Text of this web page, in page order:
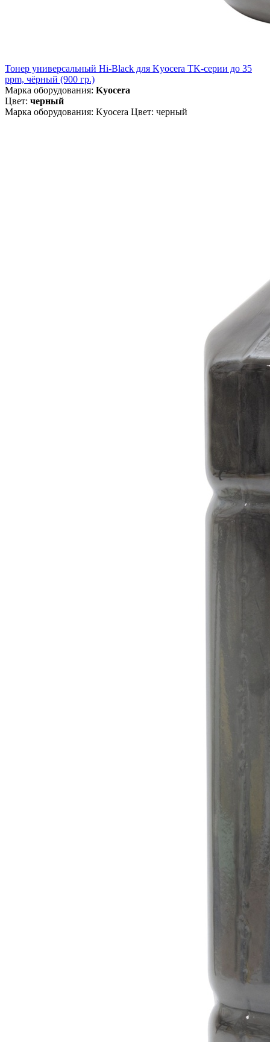
Тонер универсальный Hi-Black для Kyocera TK-серии до 35
ppm, чёрный (900 гр.)
Марка оборудования: Kyocera
Цвет: черный
Марка оборудования: Kyocera Цвет: черный